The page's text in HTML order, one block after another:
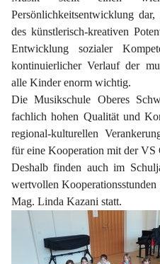
Persönlichkeitsentwicklung
des künstlerisch-kreativen
Entwicklung sozialer
kontinuierlicher Verlauf der
alle Kinder enorm wichtig.
Die Musikschule Oberes
fachlich hohen Qualität und
regional-kulturellen
für eine Kooperation mit der VS
Deshalb finden auch im
wertvollen
Mag. Linda Kazani statt.